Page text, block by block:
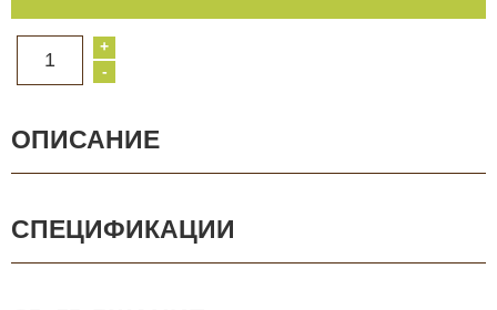
1
-
+
ОПИСАНИЕ
СПЕЦИФИКАЦИИ